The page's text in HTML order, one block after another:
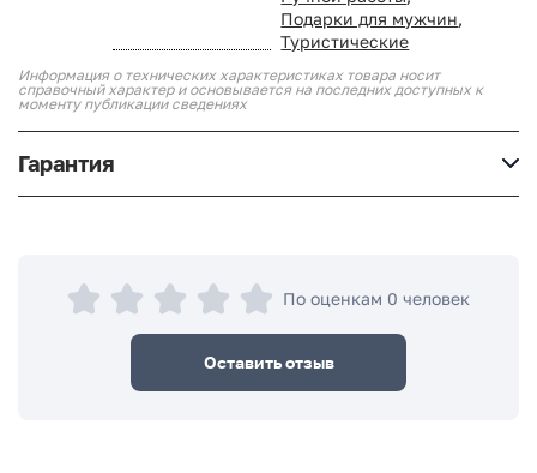
Подарки для мужчин,
Туристические
Информация о технических характеристиках товара носит
справочный характер и основывается на последних доступных к
моменту публикации сведениях
Гарантия
По оценкам 0 человек
Оставить отзыв